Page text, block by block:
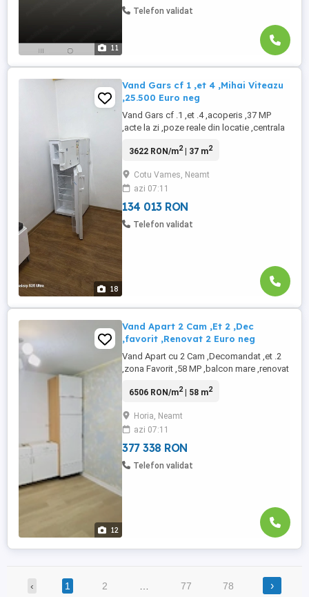
11
Telefon validat
18
Vand Gars cf 1 ,et 4 ,Mihai Viteazu
,25.500 Euro neg
Vand Gars cf .1 ,et .4 ,acoperis ,37 MP
,acte la zi ,poze reale din locatie ,centrala
utilata complet ,izolata termic exterior
,pret.25.500 Euro usor neg Tel.0756363686
Dan Herghea ,Ag.Imob Rocasa din Roman
3622 RON/m2| 37 m2
Cotu Vames, Neamt
azi 07:11
134 013 RON
Telefon validat
12
Vand Apart 2 Cam ,Et 2 ,Dec
,favorit ,Renovat 2 Euro neg
Vand Apart cu 2 Cam ,Decomandat ,et .2
,zona Favorit ,58 MP ,balcon mare ,renovat
nou ,centrala termica noua ,termopane
bancar ,pret.71.800 Euro neg Dan Herghea
,Ag .Imob Rocasa din Roman
Tel.0756363686
6506 RON/m2| 58 m2
Horia, Neamt
azi 07:11
377 338 RON
Telefon validat
‹ 1 2 77 78 ›